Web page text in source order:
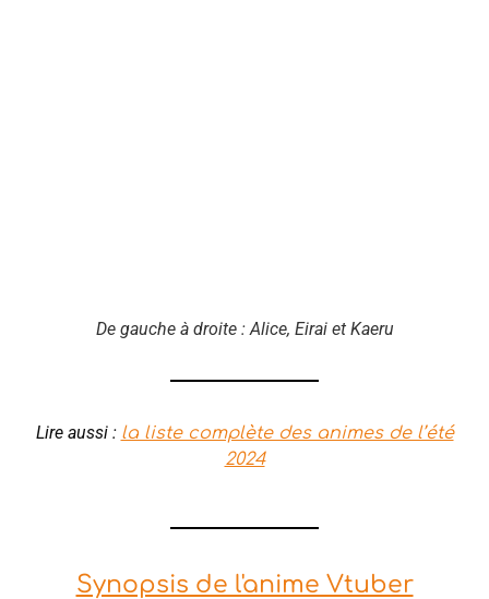
De gauche à droite : Alice, Eirai et Kaeru
Lire aussi : la liste complète des animes de l’été
2024
Synopsis de l'anime Vtuber